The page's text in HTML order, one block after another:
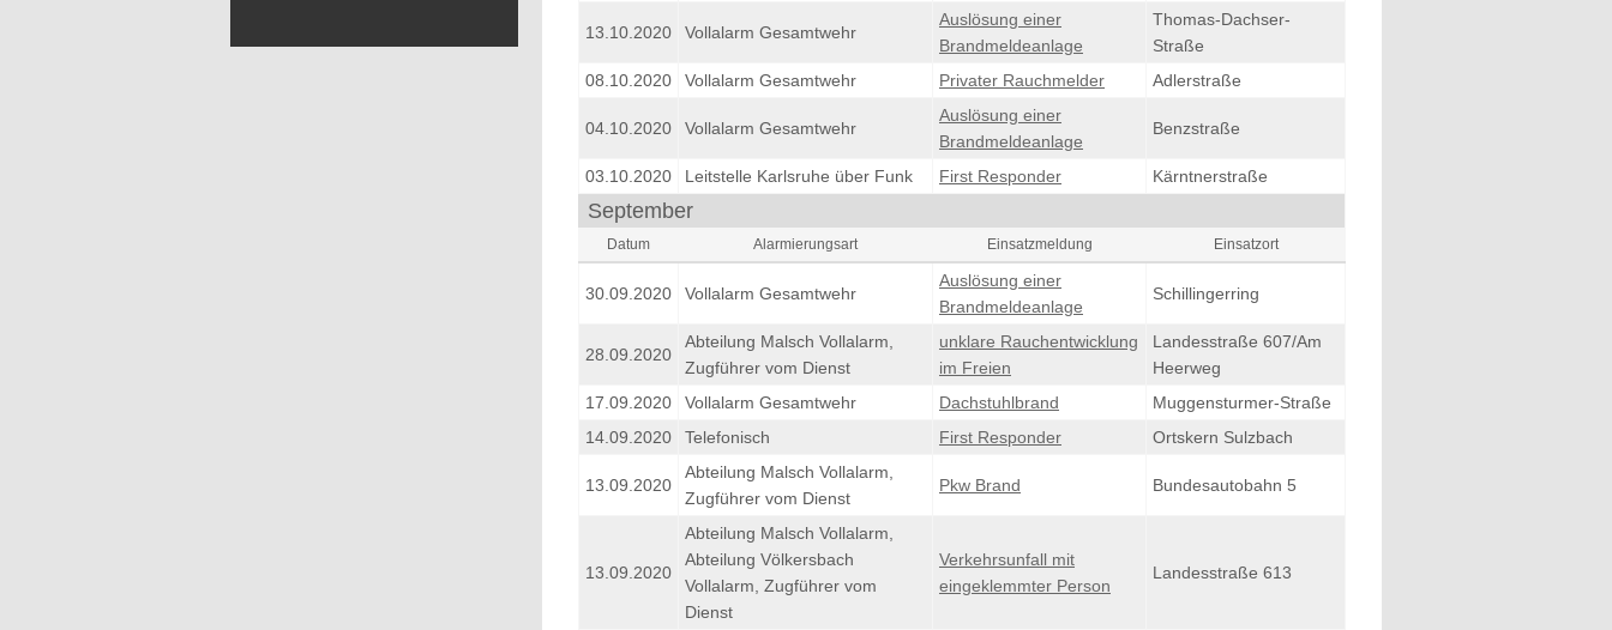
13.10.2020 Vollalarm Gesamtwehr
Auslösung einer
Brandmeldeanlage
Thomas-Dachser-
Straße
08.10.2020
Vollalarm Gesamtwehr Privater Rauchmelder Adlerstraße
04.10.2020 Vollalarm Gesamtwehr
Auslösung einer
Brandmeldeanlage
Benzstraße
03.10.2020 Leitstelle Karlsruhe über Funk First Responder Kärntnerstraße
September
Datum Alarmierungsart Einsatzmeldung Einsatzort
30.09.2020 Vollalarm Gesamtwehr
Auslösung einer
Brandmeldeanlage
Schillingerring
28.09.2020
Abteilung Malsch Vollalarm,
Zugführer vom Dienst
unklare Rauchentwicklung
im Freien
Landesstraße 607/Am
Heerweg
17.09.2020
Vollalarm Gesamtwehr Dachstuhlbrand
Muggensturmer-Straße
14.09.2020
Telefonisch First Responder Ortskern Sulzbach
13.09.2020
Abteilung Malsch Vollalarm,
Zugführer vom Dienst
Pkw Brand Bundesautobahn 5
13.09.2020
Abteilung Malsch Vollalarm,
Abteilung Völkersbach
Vollalarm, Zugführer vom
Dienst
Verkehrsunfall mit
eingeklemmter Person
Landesstraße 613